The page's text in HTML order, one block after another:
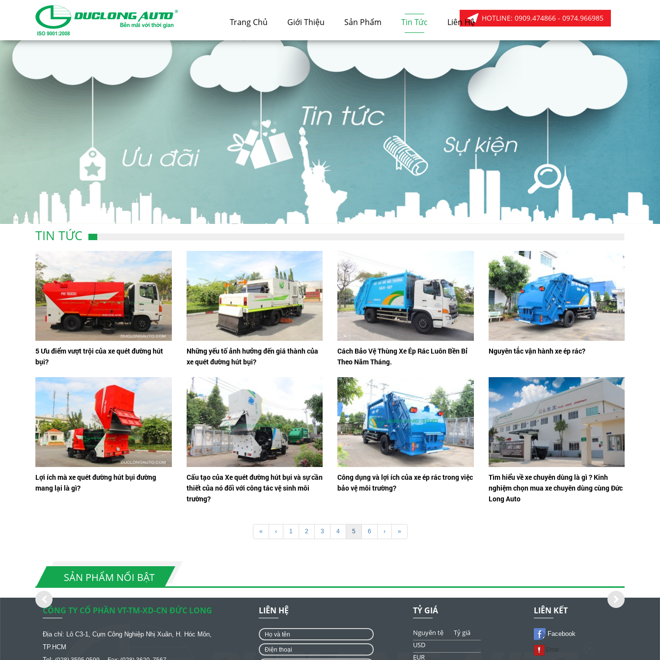
HOTLINE: 0909.474866 - 0974.966985
Trang Chủ Giới Thiệu Sản Phẩm Tin Tức Liên Hệ
TIN TỨC
5 Ưu điểm vượt trội của xe quét đường hút
bụi?
Những yếu tố ảnh hưởng đến giá thành của
xe quét đường hút bụi?
Cách Bảo Vệ Thùng Xe Ép Rác Luôn Bền Bỉ
Theo Năm Tháng.
Nguyên tắc vận hành xe ép rác?
Lợi ích mà xe quét đường hút bụi đường
mang lại là gì?
Cấu tạo của Xe quét đường hút bụi và sự cần
thiết của nó đối với công tác vệ sinh môi
trường?
Công dụng và lợi ích của xe ép rác trong việc
bảo vệ môi trường?
Tìm hiểu về xe chuyên dùng là gì ? Kinh
nghiệm chọn mua xe chuyên dùng cùng Đức
Long Auto
« ‹ 1 2 3 4 5 6 › »
SẢN PHẨM NỔI BẬT
CÔNG TY CỔ PHẦN VT-TM-XD-CN ĐỨC LONG
Địa chỉ: Lô C3-1, Cụm Công Nghiệp Nhị Xuân, H. Hóc Môn,
TP.HCM
LIÊN HỆ TỶ GIÁ
Nguyên tệ
Tỷ giá
USD
EUR
LIÊN KẾT
Facebook